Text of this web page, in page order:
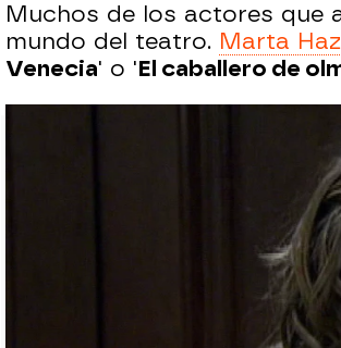
Muchos de los actores que
mundo del teatro. Marta
Venecia' o 'El caballero de